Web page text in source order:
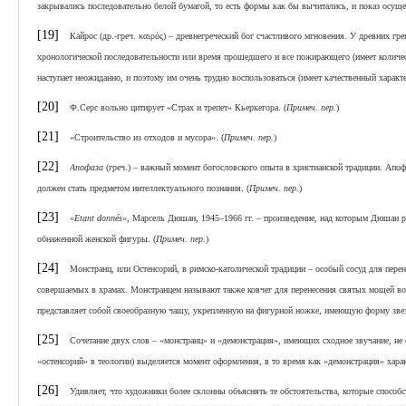
закрывались последовательно белой бумагой, то есть формы как бы вычитались, и показ
[19] Кайрос (др.-греч. καιρός) – древнегреческий бог счастливого мгновения. У древних
хронологической последовательности или время прошедшего и все пожирающего (имеет
наступает неожиданно, и поэтому им очень трудно воспользоваться (имеет качественный
[20] Ф.Серс вольно цитирует «Страх и трепет» Кьеркегора. (Примеч. пер. )
[21] «Строительство из отходов и мусора». (Примеч. пер. )
[22] Апофаза (греч.) – важный момент богословского опыта в христианской традиции.
должен стать предметом интеллектуального познания. (Примеч. пер. )
[23] «Etant donnés», Марсель Дюшан, 1945–1966 гг. – произведение, над которым Дюшан
обнаженной женской фигуры. (Примеч. пер. )
[24] Монстранц, или Остенсорий, в римско-католической традиции – особый сосуд для
совершаемых в храмах. Монстранцем называют также ковчег для перенесения святых мощей
представляет собой своеобразную чашу, укрепленную на фигурной ножке, имеющую форму
[25] Сочетание двух слов – «монстранц» и «демонстрация», имеющих сходное звучание, не
«остенсорий» в теологии) выделяется момент оформления, в то время как «демонстрация»
[26] Удивляет, что художники более склонны объяснять те обстоятельства, которые